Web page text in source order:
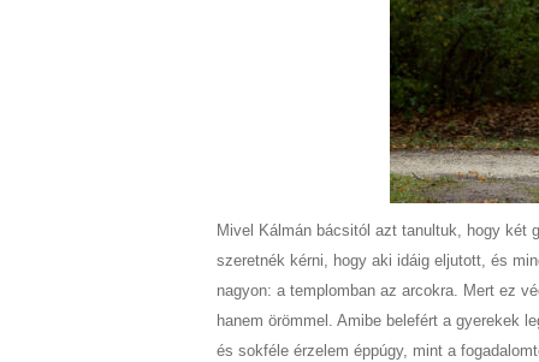
Mivel Kálmán bácsitól azt tanultuk, hogy két
szeretnék kérni, hogy aki idáig eljutott, és
nagyon: a templomban az arcokra. Mert ez
hanem örömmel. Amibe belefért a gyerekek
és sokféle érzelem éppúgy, mint a